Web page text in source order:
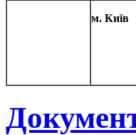
м. Київ